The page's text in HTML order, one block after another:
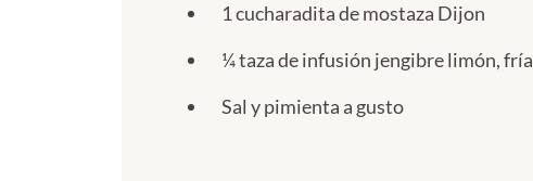
1 cucharadita de mostaza Dijon
¼ taza de infusión jengibre limón, fría
Sal y pimienta a gusto